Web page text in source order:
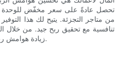
تحصل عادةً على سعر مخفّض للوحدة
من متاجر التجزئة. يتيح لك هذا
تنافسية مع تحقيق ربح جيد. من خلال
زيادة هوامش ربحك وتعزيز نجاح أعمالك المالي.